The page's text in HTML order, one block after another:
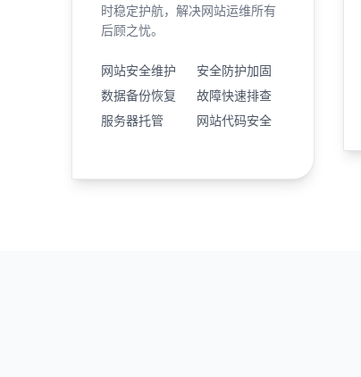
时稳定护航，解决网站运维所有
后顾之忧。
网站安全维护
安全防护加固
数据备份恢复
故障快速排查
服务器托管
网站代码安全